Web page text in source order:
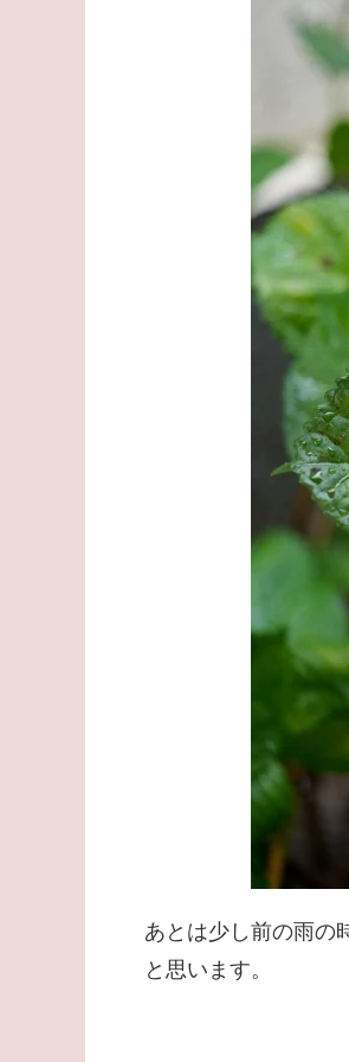
あとは少し前の雨の
と思います。